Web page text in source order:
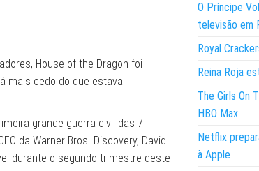
House of the Dragon foi
mais cedo do que estava
grande guerra civil das 7
da Warner Bros. Discovery, David
durante o segundo trimestre deste
O Príncipe
televisão em
Royal
Reina Roja
The Girls On
HBO Max
Netflix
à Apple